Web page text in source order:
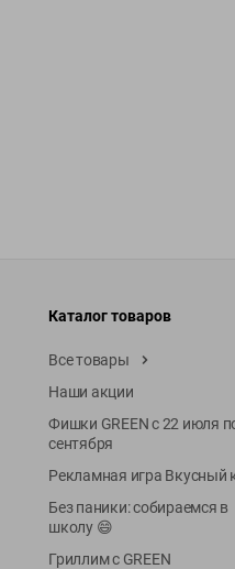
Каталог товаров
Все товары
Наши акции
Фишки GREEN с 22 июля
сентября
Рекламная игра Вкусный
Без паники: собираемся в
школу 😄
Гриллим с GREEN